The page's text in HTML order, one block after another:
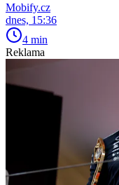
Mobify.cz
dnes, 15:36
4 min
Reklama